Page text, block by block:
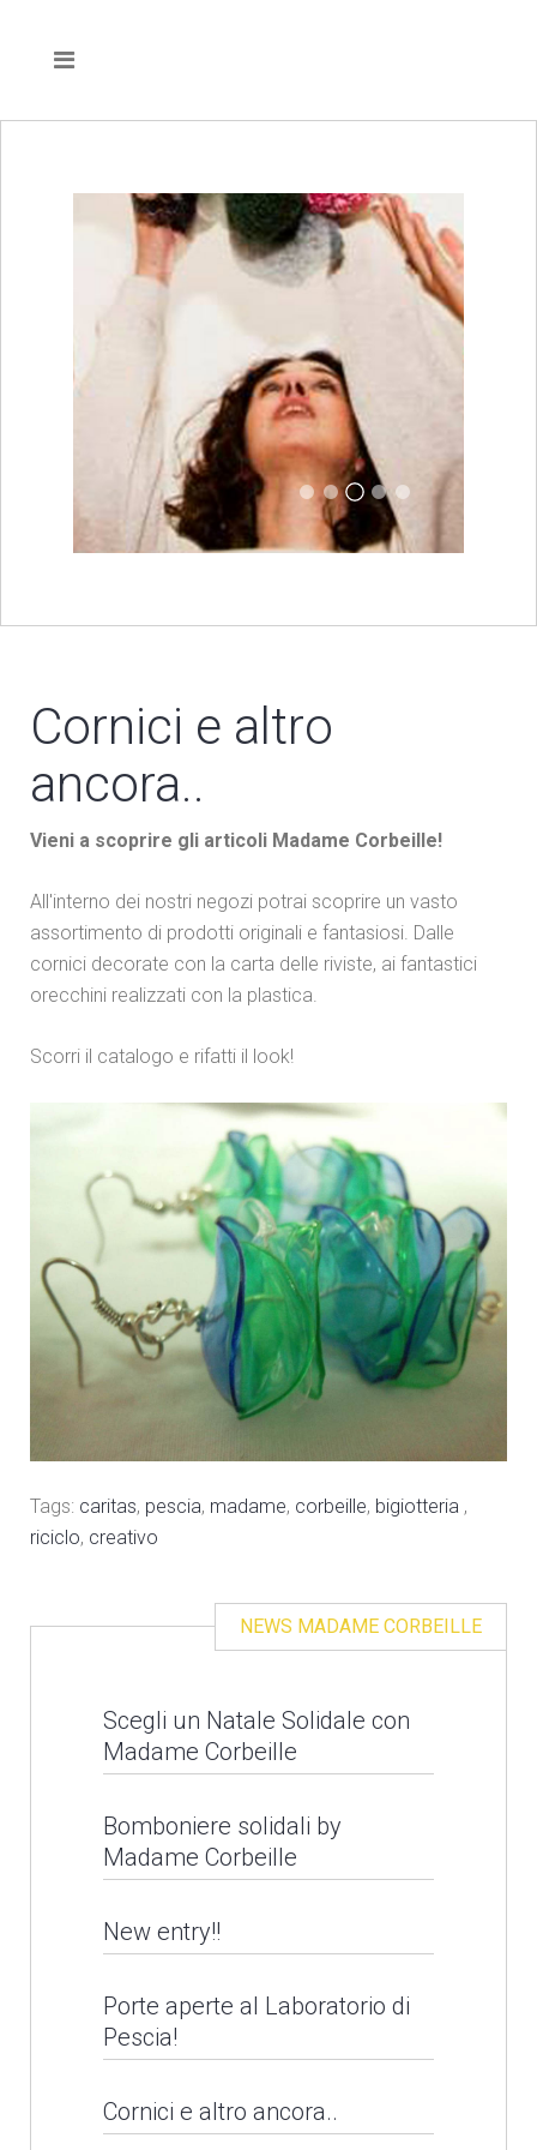
Papa Francesco
Cornici e altro
ancora..
Vieni a scoprire gli articoli Madame Corbeille!
All'interno dei nostri negozi potrai scoprire un vasto
assortimento di prodotti originali e fantasiosi. Dalle
cornici decorate con la carta delle riviste, ai fantastici
orecchini realizzati con la plastica.
Scorri il catalogo e rifatti il look!
Tags: caritas, pescia, madame, corbeille, bigiotteria ,
riciclo, creativo
NEWS MADAME CORBEILLE
Scegli un Natale Solidale con
Madame Corbeille
Bomboniere solidali by
Madame Corbeille
New entry!!
Porte aperte al Laboratorio di
Pescia!
Cornici e altro ancora..